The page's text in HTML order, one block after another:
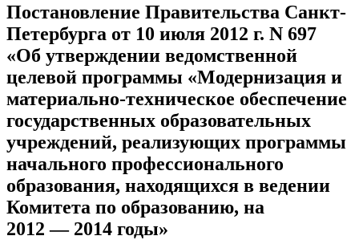
Постановление Правительства Санкт-
Петербурга от 10 июля 2012 г. N 697
«Об утверждении ведомственной
целевой программы «Модернизация и
материально-техническое обеспечение
государственных образовательных
учреждений, реализующих программы
начального профессионального
образования, находящихся в ведении
Комитета по образованию, на
2012 — 2014 годы»